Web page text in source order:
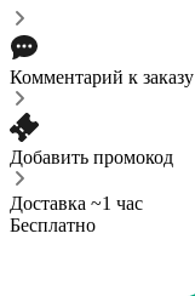
Комментарий к заказу
Добавить промокод
Доставка ~1 час
Бесплатно